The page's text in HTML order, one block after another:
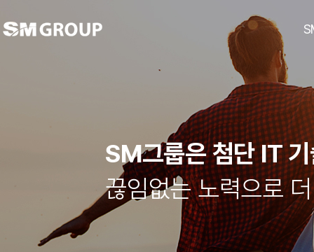
티케이케미칼
동아건설산업
대한상선
SM하이플러스
호텔 탑스텐
SM그룹은 첨단 IT
끊임없는 노력으로